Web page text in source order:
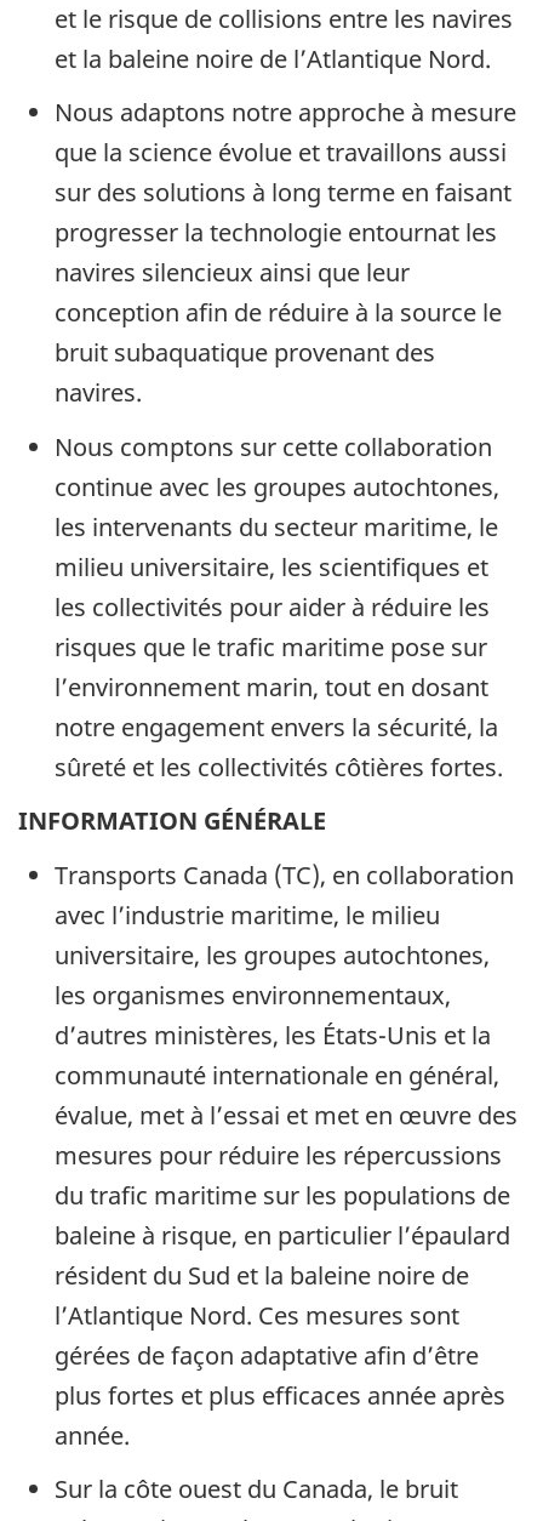
et le risque de collisions entre les navires
et la baleine noire de l’Atlantique Nord.
Nous adaptons notre approche à mesure
que la science évolue et travaillons aussi
sur des solutions à long terme en faisant
progresser la technologie entournat les
navires silencieux ainsi que leur
conception afin de réduire à la source le
bruit subaquatique provenant des
navires.
Nous comptons sur cette collaboration
continue avec les groupes autochtones,
les intervenants du secteur maritime, le
milieu universitaire, les scientifiques et
les collectivités pour aider à réduire les
risques que le trafic maritime pose sur
l’environnement marin, tout en dosant
notre engagement envers la sécurité, la
sûreté et les collectivités côtières fortes.
INFORMATION GÉNÉRALE
Transports Canada (TC), en collaboration
avec l’industrie maritime, le milieu
universitaire, les groupes autochtones,
les organismes environnementaux,
d’autres ministères, les États-Unis et la
communauté internationale en général,
évalue, met à l’essai et met en œuvre des
mesures pour réduire les répercussions
du trafic maritime sur les populations de
baleine à risque, en particulier l’épaulard
résident du Sud et la baleine noire de
l’Atlantique Nord. Ces mesures sont
gérées de façon adaptative afin d’être
plus fortes et plus efficaces année après
année.
Sur la côte ouest du Canada, le bruit